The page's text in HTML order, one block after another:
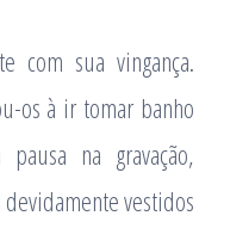
com sua vingança.
os à ir tomar banho
na gravação,
vestidos